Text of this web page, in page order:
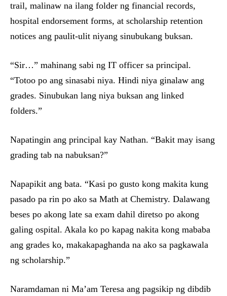
trail, malinaw na ilang folder ng financial records,
hospital endorsement forms, at scholarship retention
notices ang paulit-ulit niyang sinubukang buksan.
“Sir…” mahinang sabi ng IT officer sa principal.
“Totoo po ang sinasabi niya. Hindi niya ginalaw ang
grades. Sinubukan lang niya buksan ang linked
folders.”
Napatingin ang principal kay Nathan. “Bakit may isang
grading tab na nabuksan?”
Napapikit ang bata. “Kasi po gusto kong makita kung
pasado pa rin po ako sa Math at Chemistry. Dalawang
beses po akong late sa exam dahil diretso po akong
galing ospital. Akala ko po kapag nakita kong mababa
ang grades ko, makakapaghanda na ako sa pagkawala
ng scholarship.”
Naramdaman ni Ma’am Teresa ang pagsikip ng dibdib